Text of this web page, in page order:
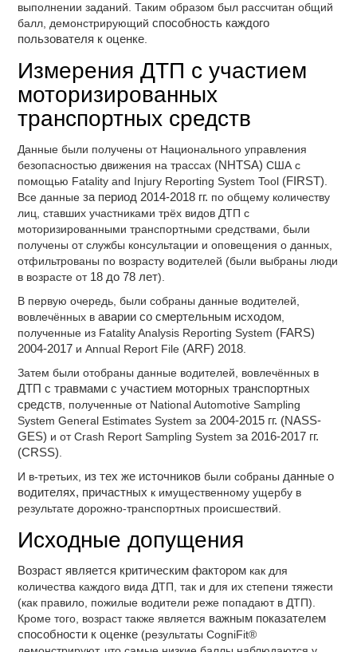
выполнении заданий. Таким образом был рассчитан общий
балл, демонстрирующийспособность каждого
пользователя к оценке
Измерения ДТП с участием
моторизированных
транспортных средств
Данные были получены от Национального управления
безопасностью движения на трассах (NHTSA) США с
помощью Fatality and Injury Reporting System Tool (FIRST)
Все данныеза период 2014-2018 гг. по общему количеству
лиц, ставших участниками трёх видов ДТП с
моторизированными транспортными средствами, были
получены от службы консультации и оповещения о данных,
отфильтрованы по возрасту водителей (были выбраны люди
в возрасте от 18 до 78 лет).
В первую очередь, были собраны данные водителей,
вовлечённых ваварии со смертельным исходом
полученные из Fatality Analysis Reporting System (FARS)
2004-2017 и Annual Report File (ARF) 2018
Затем были отобраны данные водителей, вовлечённых в
ДТП с травмами с участием моторных транспортных
средств , полученные от National Automotive Sampling
System General Estimates System за 2004-2015 гг. (NASS-
GES) и от Crash Report Sampling Systemза 2016-2017 гг.
(CRSS)
И в-третьих, из тех же источников были собраны данные о
водителях, причастных к имущественному ущербу в
результате дорожно-транспортных происшествий.
Исходные допущения
Возраст является критическим фактором как для
количества каждого вида ДТП, так и для их степени тяжести
(как правило, пожилые водители реже попадают в ДТП).
Кроме того, возраст также является важным показателем
способности к оценке (результаты CogniFit®